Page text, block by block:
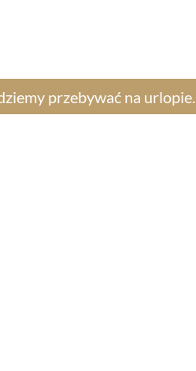
przebywać na